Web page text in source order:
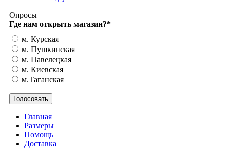
Опросы
Где нам открыть магазин?*
м. Курская
м. Пушкинская
м. Павелецкая
м. Киевская
м.Таганская
Главная
Размеры
Помощь
Доставка